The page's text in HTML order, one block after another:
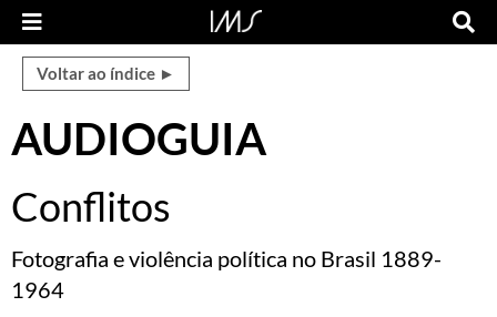
Voltar ao índice ►
AUDIOGUIA
Conflitos
Fotografia e violência política no Brasil 1889-
1964